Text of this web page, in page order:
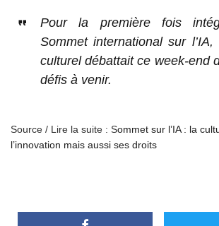
Pour la première fois
Sommet international sur
culturel débattait ce week-end
défis à venir.
Source / Lire la suite : Sommet sur l’IA : la
l’innovation mais aussi ses droits